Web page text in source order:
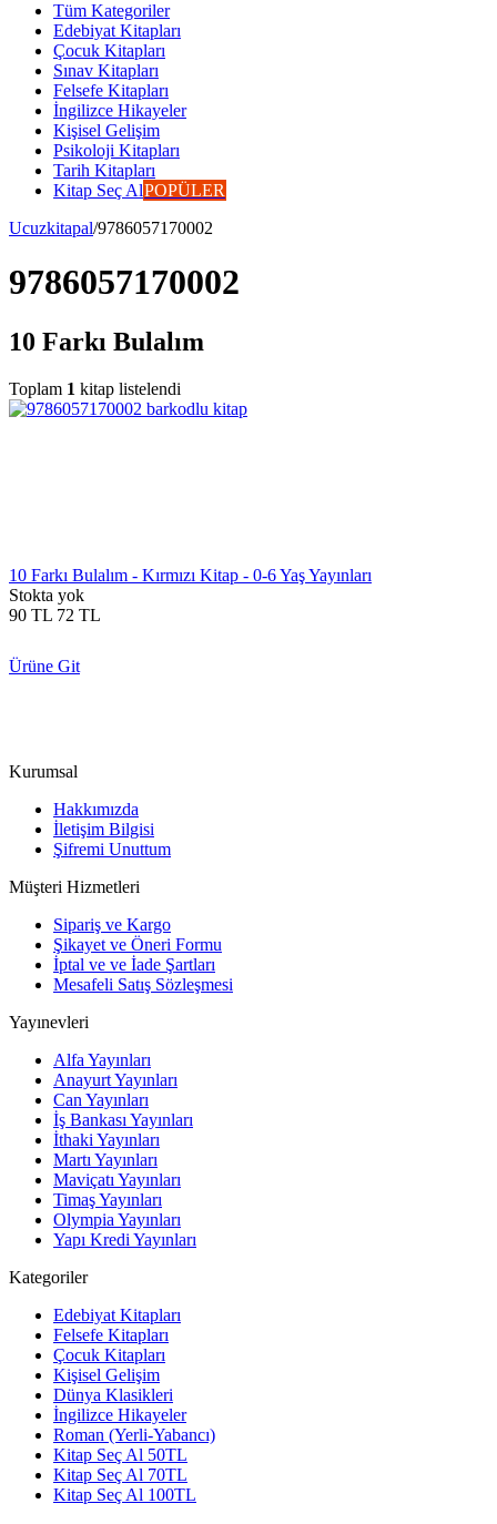
Tüm Kategoriler
Edebiyat Kitapları
Çocuk Kitapları
Sınav Kitapları
Felsefe Kitapları
İngilizce Hikayeler
Kişisel Gelişim
Psikoloji Kitapları
Tarih Kitapları
Kitap Seç AlPOPÜLER
Ucuzkitapal/9786057170002
9786057170002
10 Farkı Bulalım
Toplam 1 kitap listelendi
10 Farkı Bulalım - Kırmızı Kitap - 0-6 Yaş Yayınları
Stokta yok
90 TL 72 TL
Ürüne Git
Kurumsal
Hakkımızda
İletişim Bilgisi
Şifremi Unuttum
Müşteri Hizmetleri
Sipariş ve Kargo
Şikayet ve Öneri Formu
İptal ve ve İade Şartları
Mesafeli Satış Sözleşmesi
Yayınevleri
Alfa Yayınları
Anayurt Yayınları
Can Yayınları
İş Bankası Yayınları
İthaki Yayınları
Martı Yayınları
Maviçatı Yayınları
Timaş Yayınları
Olympia Yayınları
Yapı Kredi Yayınları
Kategoriler
Edebiyat Kitapları
Felsefe Kitapları
Çocuk Kitapları
Kişisel Gelişim
Dünya Klasikleri
İngilizce Hikayeler
Roman (Yerli-Yabancı)
Kitap Seç Al 50TL
Kitap Seç Al 70TL
Kitap Seç Al 100TL